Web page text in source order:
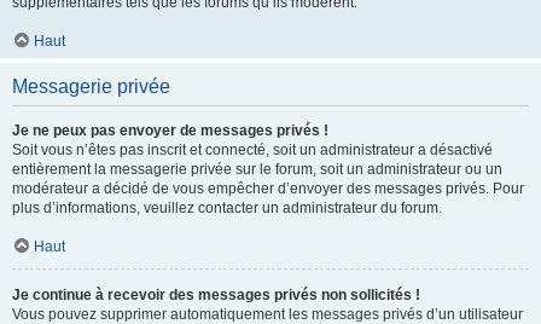
Haut
Messagerie privée
Je ne peux pas envoyer de messages privés !
Soit vous n’êtes pas inscrit et connecté, soit un administrateur a désactivé
entièrement la messagerie privée sur le forum, soit un administrateur ou un
modérateur a décidé de vous empêcher d’envoyer des messages privés. Pour
plus d’informations, veuillez contacter un administrateur du forum.
Haut
Je continue à recevoir des messages privés non sollicités !
Vous pouvez supprimer automatiquement les messages privés d’un utilisateur